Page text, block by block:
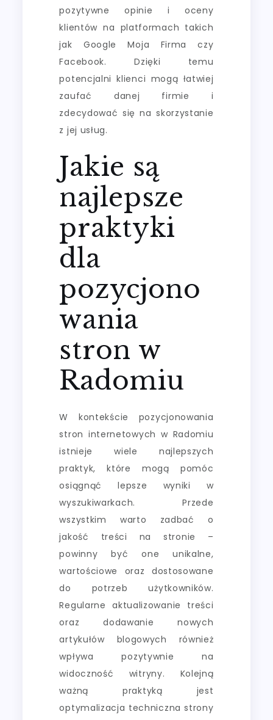
pozytywne opinie i oceny
klientów na platformach takich
jak Google Moja Firma czy
Facebook. Dzięki temu
potencjalni klienci mogą łatwiej
zaufać danej firmie i
zdecydować się na skorzystanie
z jej usług.
Jakie są
najlepsze
praktyki
dla
pozycjono
wania
stron w
Radomiu
W kontekście pozycjonowania
stron internetowych w Radomiu
istnieje wiele najlepszych
praktyk, które mogą pomóc
osiągnąć lepsze wyniki w
wyszukiwarkach. Przede
wszystkim warto zadbać o
jakość treści na stronie –
powinny być one unikalne,
wartościowe oraz dostosowane
do potrzeb użytkowników.
Regularne aktualizowanie treści
oraz dodawanie nowych
artykułów blogowych również
wpływa pozytywnie na
widoczność witryny. Kolejną
ważną praktyką jest
optymalizacja techniczna strony